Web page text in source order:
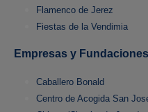
Flamenco de Jerez
Fiestas de la Vendimia
Empresas y Fundaciones
Caballero Bonald
Centro de Acogida San